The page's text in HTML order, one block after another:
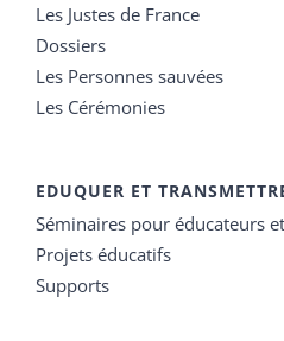
Les Justes de France
Dossiers
Les Personnes sauvées
Les Cérémonies
EDUQUER ET
Séminaires pour éducateurs
Projets éducatifs
Supports